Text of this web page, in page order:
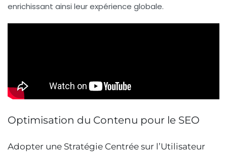
enrichissant ainsi leur expérience globale.
Optimisation du Contenu pour le SEO
Adopter une Stratégie Centrée sur l’Utilisateur